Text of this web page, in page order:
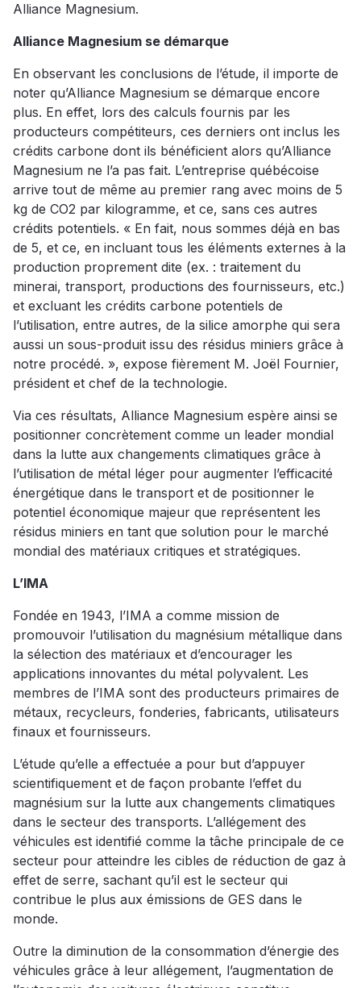
Alliance Magnesium.
Alliance Magnesium se démarque
En observant les conclusions de l’étude, il importe de
noter qu’Alliance Magnesium se démarque encore
plus. En effet, lors des calculs fournis par les
producteurs compétiteurs, ces derniers ont inclus les
crédits carbone dont ils bénéficient alors qu’Alliance
Magnesium ne l’a pas fait. L’entreprise québécoise
arrive tout de même au premier rang avec moins de 5
kg de CO2 par kilogramme, et ce, sans ces autres
crédits potentiels. « En fait, nous sommes déjà en bas
de 5, et ce, en incluant tous les éléments externes à la
production proprement dite (ex. : traitement du
minerai, transport, productions des fournisseurs, etc.)
et excluant les crédits carbone potentiels de
l’utilisation, entre autres, de la silice amorphe qui sera
aussi un sous-produit issu des résidus miniers grâce à
notre procédé. », expose fièrement M. Joël Fournier,
président et chef de la technologie.
Via ces résultats, Alliance Magnesium espère ainsi se
positionner concrètement comme un leader mondial
dans la lutte aux changements climatiques grâce à
l’utilisation de métal léger pour augmenter l’efficacité
énergétique dans le transport et de positionner le
potentiel économique majeur que représentent les
résidus miniers en tant que solution pour le marché
mondial des matériaux critiques et stratégiques.
L’IMA
Fondée en 1943, l’IMA a comme mission de
promouvoir l’utilisation du magnésium métallique dans
la sélection des matériaux et d’encourager les
applications innovantes du métal polyvalent. Les
membres de l’IMA sont des producteurs primaires de
métaux, recycleurs, fonderies, fabricants, utilisateurs
finaux et fournisseurs.
L’étude qu’elle a effectuée a pour but d’appuyer
scientifiquement et de façon probante l’effet du
magnésium sur la lutte aux changements climatiques
dans le secteur des transports. L’allégement des
véhicules est identifié comme la tâche principale de ce
secteur pour atteindre les cibles de réduction de gaz à
effet de serre, sachant qu’il est le secteur qui
contribue le plus aux émissions de GES dans le
monde.
Outre la diminution de la consommation d’énergie des
véhicules grâce à leur allégement, l’augmentation de